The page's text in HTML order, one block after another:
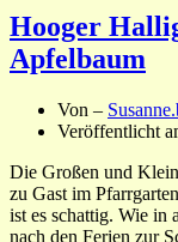
Hooger
Apfelbaum
Von –
Veröffentlicht
Die Großen und
zu Gast im
ist es schattig. Wie in
nach den Ferien zur